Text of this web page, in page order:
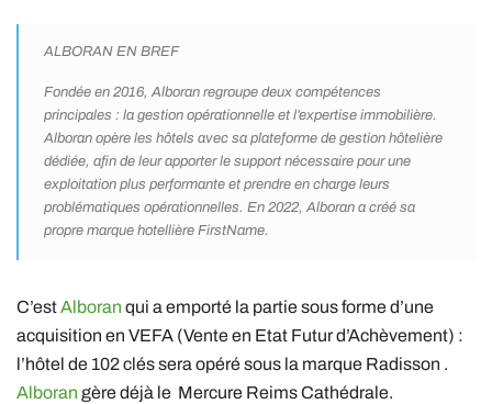
ALBORAN EN BREF
Fondée en 2016, Alboran regroupe deux compétences
principales : la gestion opérationnelle et l’expertise immobilière.
Alboran opère les hôtels avec sa plateforme de gestion hôtelière
dédiée, afin de leur apporter le support nécessaire pour une
exploitation plus performante et prendre en charge leurs
problématiques opérationnelles. En 2022, Alboran a créé sa
propre marque hotellière FirstName.
C’estAlboran qui a emporté la partie sous forme d’une
acquisition en VEFA (Vente en Etat Futur d’Achèvement) :
l’hôtel de 102 clés sera opéré sous la marque Radisson .
Alboran gère déjà le Mercure Reims Cathédrale.